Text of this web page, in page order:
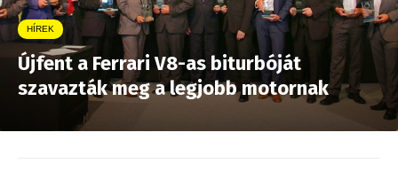
HÍREK
Újfent a Ferrari V8-as biturbóját
szavazták meg a legjobb motornak